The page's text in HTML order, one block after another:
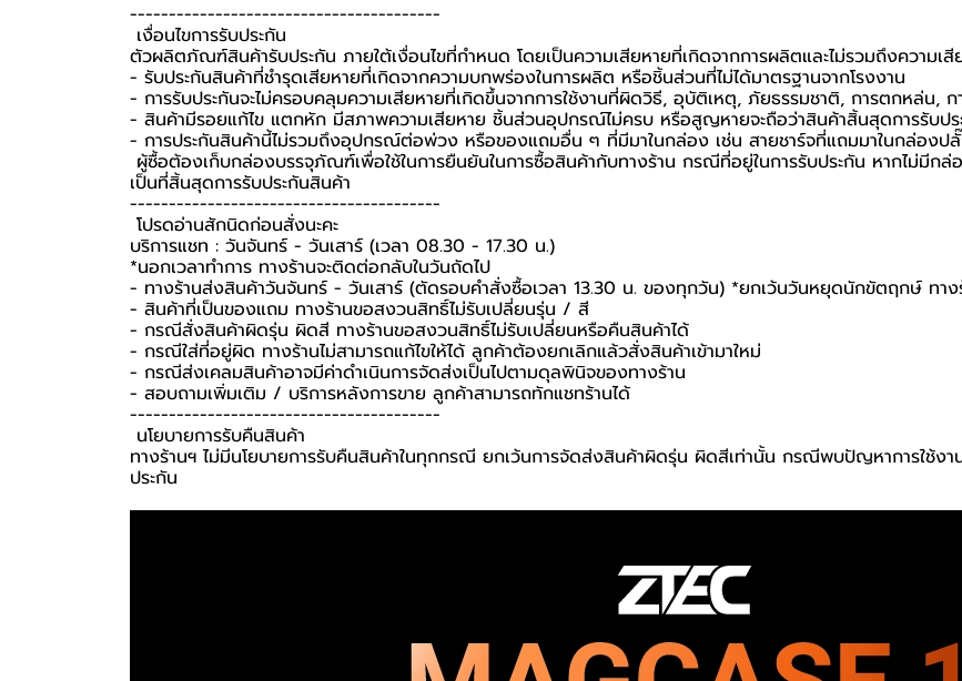
----------------------------------------
️ เงื่อนไขการรับประกัน ️
ตัวผลิตภัณฑ์สินค้ารับประกัน ภายใต้เงื่อนไขที่กำหนด โดยเป็นความเสียหายที่เกิดจากการผลิตและไม่รวมถึงความเ
- รับประกันสินค้าที่ชำรุดเสียหายที่เกิดจากความบกพร่องในการผลิต หรือชิ้นส่วนที่ไม่ได้มาตรฐานจากโรงงาน
- การรับประกันจะไม่ครอบคลุมความเสียหายที่เกิดขึ้นจากการใช้งานที่ผิดวิธี, อุบัติเหตุ, ภัยธรรมชาติ, การตกหล่น,
- สินค้ามีรอยแก้ไข แตกหัก มีสภาพความเสียหาย ชิ้นส่วนอุปกรณ์ไม่ครบ หรือสูญหายจะถือว่าสินค้าสิ้นสุดการรับป
- การประกันสินค้านี้ไม่รวมถึงอุปกรณ์ต่อพ่วง หรือของแถมอื่น ๆ ที่มีมาในกล่อง เช่น สายชาร์จที่แถมมาในกล่องป
ผู้ซื้อต้องเก็บกล่องบรรจุภัณฑ์เพื่อใช้ในการยืนยันในการซื้อสินค้ากับทางร้าน กรณีที่อยู่ในการรับประกัน หากไม่มีก
เป็นที่สิ้นสุดการรับประกันสินค้า ️
----------------------------------------
️ โปรดอ่านสักนิดก่อนสั่งนะคะ️
บริการแชท : วันจันทร์ - วันเสาร์ (เวลา 08.30 - 17.30 น.)
*นอกเวลาทำการ ทางร้านจะติดต่อกลับในวันถัดไป
- ทางร้านส่งสินค้าวันจันทร์ - วันเสาร์ (ตัดรอบคำสั่งซื้อเวลา 13.30 น. ของทุกวัน) *ยกเว้นวันหยุดนักขัตฤกษ์ ทาง
- สินค้าที่เป็นของแถม ทางร้านขอสงวนสิทธิ์ไม่รับเปลี่ยนรุ่น / สี
- กรณีสั่งสินค้าผิดรุ่น ผิดสี ทางร้านขอสงวนสิทธิ์ไม่รับเปลี่ยนหรือคืนสินค้าได้
- กรณีใส่ที่อยู่ผิด ทางร้านไม่สามารถแก้ไขให้ได้ ลูกค้าต้องยกเลิกแล้วสั่งสินค้าเข้ามาใหม่
- กรณีส่งเคลมสินค้าอาจมีค่าดำเนินการจัดส่งเป็นไปตามดุลพินิจของทางร้าน
- สอบถามเพิ่มเติม / บริการหลังการขาย ลูกค้าสามารถทักแชทร้านได้
----------------------------------------
️ นโยบายการรับคืนสินค้า ️
ทางร้านฯ ไม่มีนโยบายการรับคืนสินค้าในทุกกรณี ยกเว้นการจัดส่งสินค้าผิดรุ่น ผิดสีเท่านั้น กรณีพบปัญหาการใช้งา
ประกัน